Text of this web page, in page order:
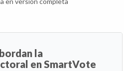
la
en SmartVote